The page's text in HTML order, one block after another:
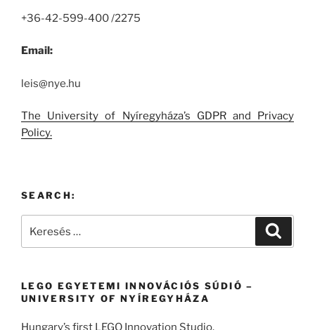
+36-42-599-400 /2275
Email:
leis@nye.hu
The University of Nyíregyháza’s GDPR and Privacy
Policy.
SEARCH:
LEGO EGYETEMI INNOVÁCIÓS SÚDIÓ –
UNIVERSITY OF NYÍREGYHÁZA
Hungary’s first LEGO Innovation Studio.